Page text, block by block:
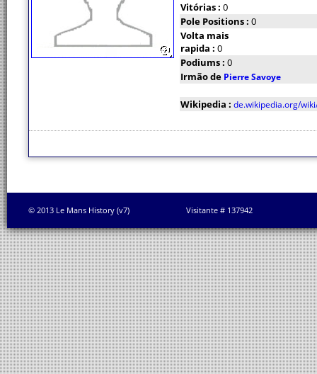
Vitórias : 0
Pole Positions : 0
Volta mais
rapida : 0
Podiums : 0
Irmão de Pierre Savoye
Wikipedia : de.wikipedia.org/
© 2013 Le Mans History (v7) Visitante # 137942